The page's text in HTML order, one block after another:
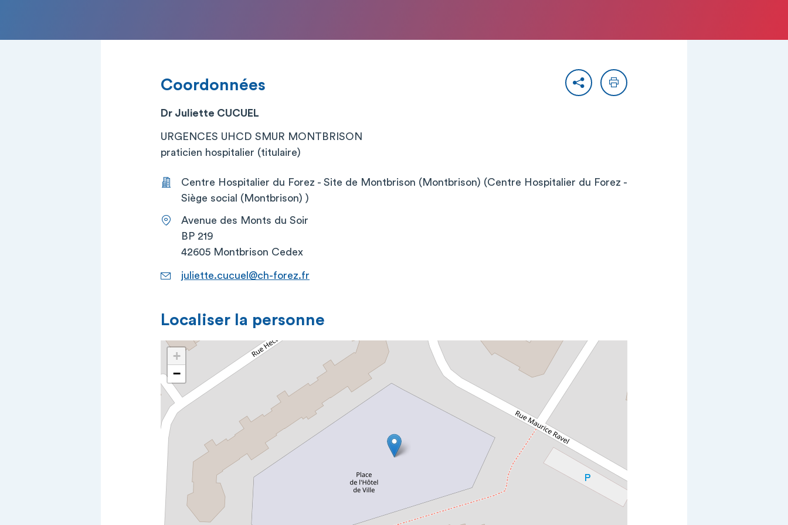
PartagerImprimer
Coordonnées
Dr Juliette CUCUEL
URGENCES UHCD SMUR MONTBRISON
praticien hospitalier (titulaire)
Centre Hospitalier du Forez - Site de Montbrison (Montbrison) (Centre Hospitalier du Forez -
Siège social (Montbrison) )
Avenue des Monts du Soir
BP 219
42605 Montbrison Cedex
juliette.cucuel@ch-forez.fr
Localiser la personne
+
−